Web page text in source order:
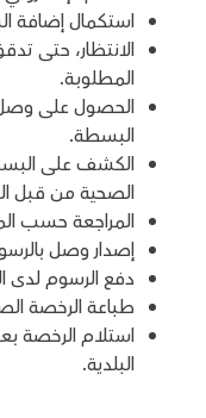
استكمال إضافة
الانتظار، حتى
المطلوبـة.
الحصول على
البسطة.
الكشف على
الصحية من قبل
المراجعة حسب
إصدار وصل
دفع الرسوم لدى
طباعة الرخصة
استلام الرخصة
البلدية.